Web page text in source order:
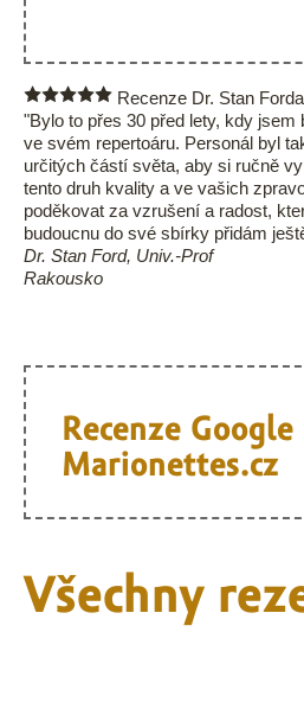
Recenze Dr. Stan Forda
"Bylo to přes 30 před lety, kdy
ve svém repertoáru. Personál byl
určitých částí světa, aby si ručně
tento druh kvality a ve vašich
poděkovat za vzrušení a radost,
budoucnu do své sbírky přidám
Dr. Stan Ford, Univ.-Prof
Rakousko
Recenze
Marionettes.cz
Všechny